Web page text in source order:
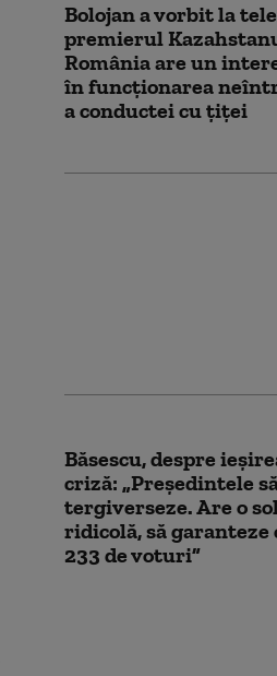
Bolojan a vorbit la
premierul
România are un
în funcționarea
a conductei cu țiței
Băsescu, despre
criză: „Președintele
tergiverseze. Are o
ridicolă, să garanteze
233 de voturi”